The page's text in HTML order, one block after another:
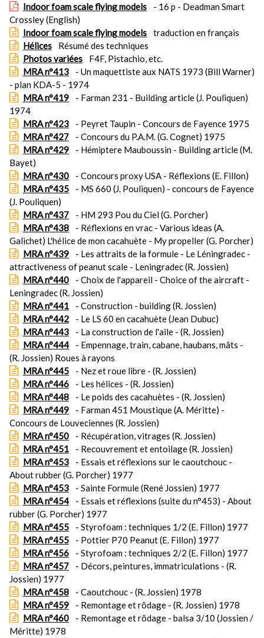
Indoor foam scale flying models
- 16 p - Deadman Smart
Crossley (English)
Indoor foam scale flying models
traduction en français
Hélices
Résumé des techniques
Photos variées
F4F, Pistachio, etc.
MRA n°413
- Un maquettiste aux NATS 1973 (Bill Warner)
- plan KDA-5 - 1974
MRA n°419
- Farman 231 - Building article (J. Pouliquen)
1974
MRA n°423
- Peyret Taupin - Concours de Fayence 1975
MRA n°427
- Concours du P.A.M. (G. Cognet) 1975
MRA n°429
- Hémiptere Mauboussin - Building article (M.
Bayet)
MRA n°430
- Concours proxy USA - Réflexions (E. Fillon)
MRA n°435
- MS 660 (J. Pouliquen) - concours de Fayence
(J. Pouliquen)
MRA n°437
- HM 293 Pou du Ciel (G. Porcher)
MRA n°438
- Réflexions en vrac - Various ideas (A.
Galichet) L'hélice de mon cacahuète - My propeller (G. Porcher)
MRA n°439
- Les attraits de la formule - Le Léningradec -
attractiveness of peanut scale - Leningradec (R. Jossien)
MRA n°440
- Choix de l'appareil - Choice of the aircraft -
Leningradec (R. Jossien)
MRA n°441
- Construction - building (R. Jossien)
MRA n°442
- Le LS 60 en cacahuète (Jean Dubuc)
MRA n°443
- La construction de l'aile - (R. Jossien)
MRA n°444
- Empennage, train, cabane, haubans, mâts -
(R. Jossien) Roues à rayons
MRA n°445
- Nez et roue libre - (R. Jossien)
MRA n°446
- Les hélices - (R. Jossien)
MRA n°448
- Le poids des cacahuètes - (R. Jossien)
MRA n°449
- Farman 451 Moustique (A. Méritte) -
Concours de Louveciennes (R. Jossien)
MRA n°450
- Récupération, vitrages (R. Jossien)
MRA n°451
- Recouvrement et entoilage (R. Jossien)
MRA n°453
- Essais et réflexions sur le caoutchouc -
About rubber (G. Porcher) 1977
MRA n°453
- Sainte Formule (René Jossien) 1977
MRA n°454
- Essais et réflexions (suite du n°453) - About
rubber (G. Porcher) 1977
MRA n°455
- Styrofoam : techniques 1/2 (E. Fillon) 1977
MRA n°455
- Pottier P70 Peanut (E. Fillon) 1977
MRA n°456
- Styrofoam : techniques 2/2 (E. Fillon) 1977
MRA n°457
- Décors, peintures, immatriculations - (R.
Jossien) 1977
MRA n°458
- Caoutchouc - (R. Jossien) 1978
MRA n°459
- Remontage et rôdage - (R. Jossien) 1978
MRA n°460
- Remontage et rôdage - balsa 3/10 (Jossien /
Méritte) 1978